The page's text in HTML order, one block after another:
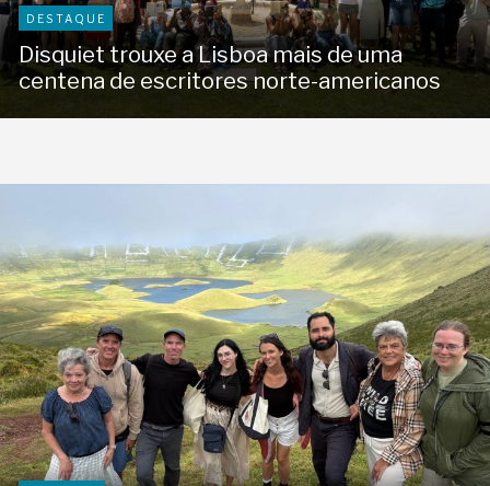
DESTAQUE
Disquiet trouxe a Lisboa mais de uma
centena de escritores norte-americanos